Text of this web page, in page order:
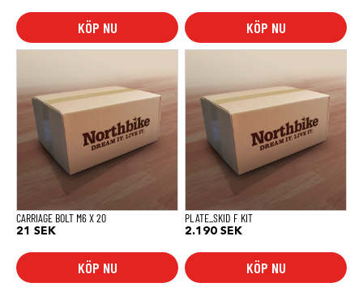
KÖP NU KÖP NU
CARRIAGE BOLT M6 X 20
21 SEK
KÖP NU
PLATE_SKID F KIT
2.190 SEK
KÖP NU